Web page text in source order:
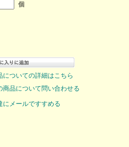
個
についての詳細はこちら
商品について問い合わせる
にメールですすめる